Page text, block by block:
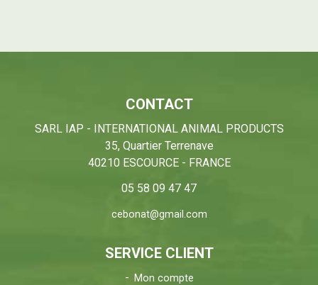
CONTACT
SARL IAP - INTERNATIONAL ANIMAL PRODUCTS
35, Quartier Terrenave
40210 ESCOURCE - FRANCE
05 58 09 47 47
cebonat@gmail.com
SERVICE CLIENT
Mon compte